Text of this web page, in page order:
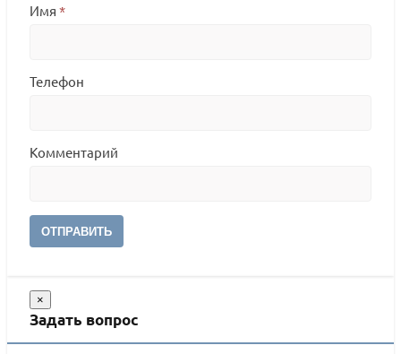
Имя *
Телефон
Комментарий
ОТПРАВИТЬ
×
Задать вопрос